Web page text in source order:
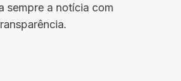
sempre a notícia com